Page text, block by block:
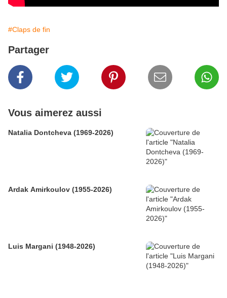
#Claps de fin
Partager
Vous aimerez aussi
Natalia Dontcheva (1969-2026)
Ardak Amirkoulov (1955-2026)
Luis Margani (1948-2026)